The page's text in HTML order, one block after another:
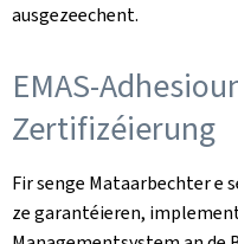
ausgezeechent.
EMAS-
Zertifizéierung
Fir senge Mataarbechter e
ze garantéieren,